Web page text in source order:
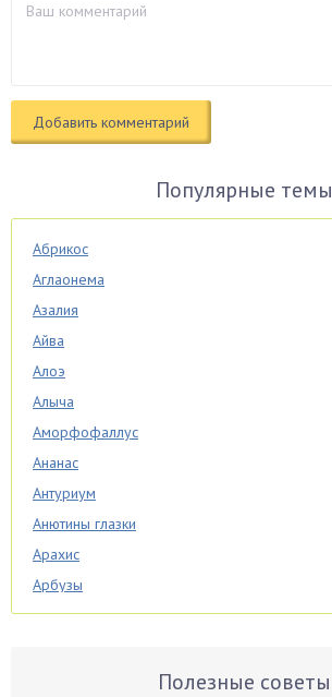
Популярные темы
Абрикос
Аглаонема
Азалия
Айва
Алоэ
Алыча
Аморфофаллус
Ананас
Антуриум
Анютины глазки
Арахис
Арбузы
Аспарагус
Полезные советы